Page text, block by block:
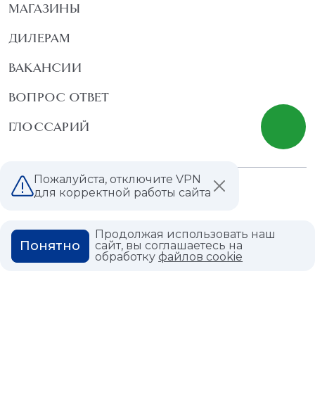
МАГАЗИНЫ
ДИЛЕРАМ
ВАКАНСИИ
ВОПРОС ОТВЕТ
ГЛОССАРИЙ
Политика конфиденциальности
Пожалуйста, отключите VPN
для корректной работы сайта
Продолжая использовать наш
сайт, вы соглашаетесь на
обработкуфайлов cookie
Понятно